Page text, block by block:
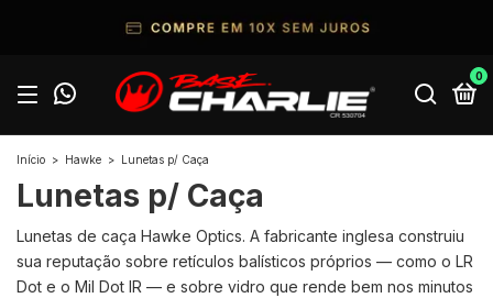
0
Início > Hawke > Lunetas p/ Caça
Lunetas p/ Caça
Lunetas de caça Hawke Optics. A fabricante inglesa construiu
sua reputação sobre retículos balísticos próprios — como o LR
Dot e o Mil Dot IR — e sobre vidro que rende bem nos minutos